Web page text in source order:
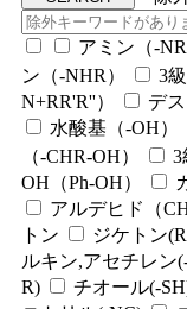
アミン（-
ン（-NHR）
3
N+RR'R''）
デ
水酸基（-OH）
（-CHR-OH）
3
OH（Ph-OH）
アルデヒド（
トン
ジケトン
ルキン,アセチレン
R)
チオール(-